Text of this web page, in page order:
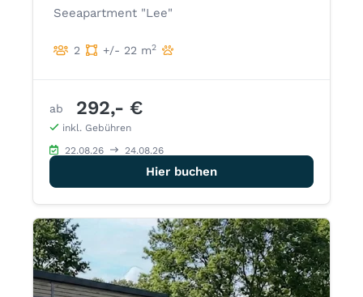
Seeapartment "Lee"
2 +/- 22 m2
ab 292,- €
inkl. Gebühren
22.08.26 24.08.26
Hier buchen